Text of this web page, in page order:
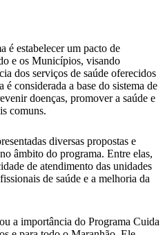
é estabelecer um pacto de
e os Municípios, visando
dos serviços de saúde oferecidos
considerada a base do sistema de
doenças, promover a saúde e
comuns.
diversas propostas e
âmbito do programa. Entre elas,
de atendimento das unidades
de saúde e a melhoria da
a importância do Programa Cuida